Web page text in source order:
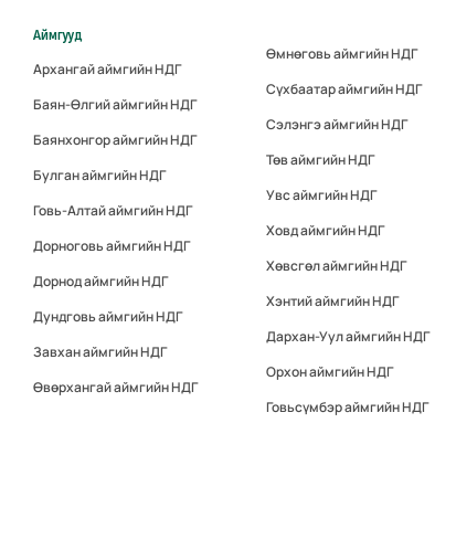
Аймгууд
Архангай аймгийн НДГ
Баян-Өлгий аймгийн НДГ
Баянхонгор аймгийн НДГ
Булган аймгийн НДГ
Говь-Алтай аймгийн НДГ
Дорноговь аймгийн НДГ
Дорнод аймгийн НДГ
Дундговь аймгийн НДГ
Завхан аймгийн НДГ
Өвөрхангай аймгийн НДГ
Өмнөговь аймгийн НДГ
Сүхбаатар аймгийн НДГ
Сэлэнгэ аймгийн НДГ
Төв аймгийн НДГ
Увс аймгийн НДГ
Ховд аймгийн НДГ
Хөвсгөл аймгийн НДГ
Хэнтий аймгийн НДГ
Дархан-Уул аймгийн НДГ
Орхон аймгийн НДГ
Говьсүмбэр аймгийн НДГ